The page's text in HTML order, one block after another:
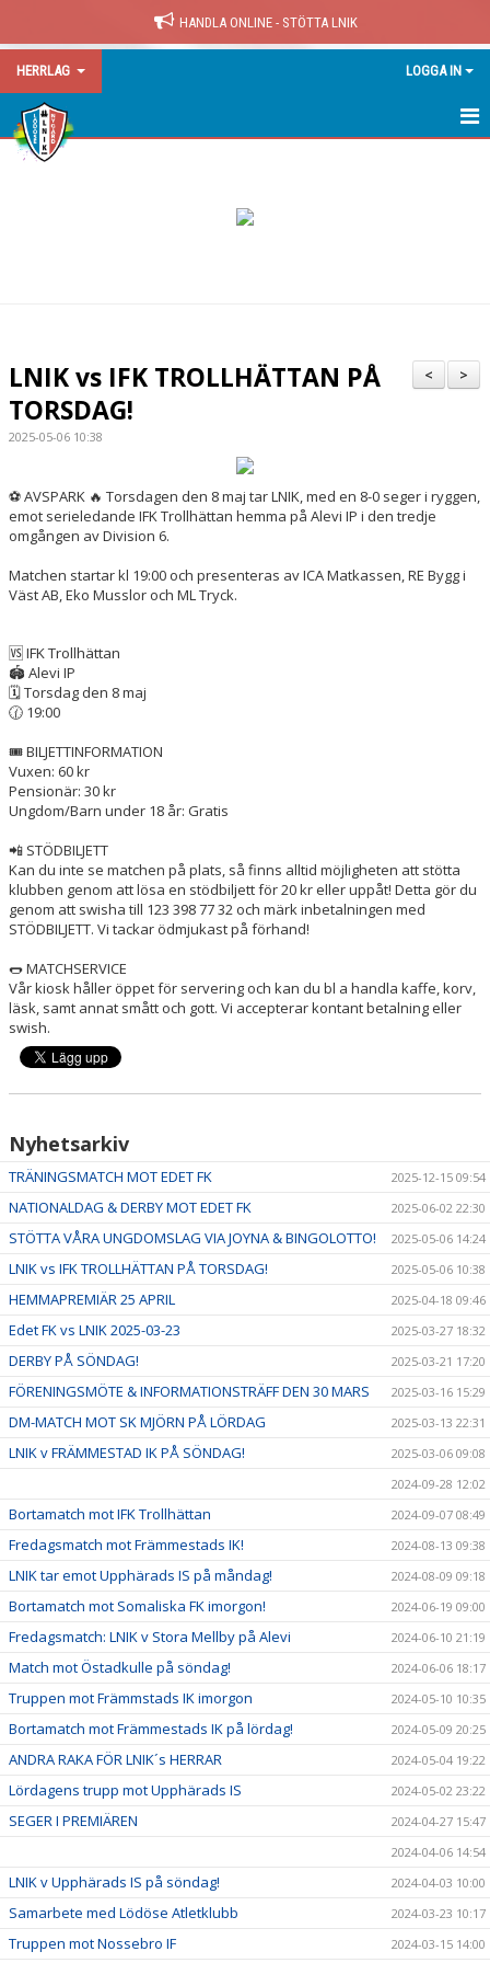
HANDLA ONLINE - STÖTTA LNIK
HERRLAG LOGGA IN
HERRLAG
LAK - FYSTRÄNING
BILDGALLERI
>
<
LNIK vs IFK TROLLHÄTTAN PÅ
TORSDAG!
2025-05-06 10:38
⚽️ AVSPARK 🔥 Torsdagen den 8 maj tar LNIK, med en 8-0 seger i ryggen,
emot serieledande IFK Trollhättan hemma på Alevi IP i den tredje
omgången av Division 6.
Matchen startar kl 19:00 och presenteras av ICA Matkassen, RE Bygg i
Väst AB, Eko Musslor och ML Tryck.
🆚 IFK Trollhättan
🏟 Alevi IP
🗓 Torsdag den 8 maj
🕜 19:00
🎟 BILJETTINFORMATION
Vuxen: 60 kr
Pensionär: 30 kr
Ungdom/Barn under 18 år: Gratis
📲 STÖDBILJETT
Kan du inte se matchen på plats, så finns alltid möjligheten att stötta
klubben genom att lösa en stödbiljett för 20 kr eller uppåt! Detta gör du
genom att swisha till 123 398 77 32 och märk inbetalningen med
STÖDBILJETT. Vi tackar ödmjukast på förhand!
🌭 MATCHSERVICE
Vår kiosk håller öppet för servering och kan du bl a handla kaffe, korv,
läsk, samt annat smått och gott. Vi accepterar kontant betalning eller
swish.
Nyhetsarkiv
TRÄNINGSMATCH MOT EDET FK 2025-12-15 09:54
NATIONALDAG & DERBY MOT EDET FK 2025-06-02 22:30
STÖTTA VÅRA UNGDOMSLAG VIA JOYNA & BINGOLOTTO! 2025-05-06 14:24
LNIK vs IFK TROLLHÄTTAN PÅ TORSDAG! 2025-05-06 10:38
HEMMAPREMIÄR 25 APRIL 2025-04-18 09:46
Edet FK vs LNIK 2025-03-23 2025-03-27 18:32
DERBY PÅ SÖNDAG! 2025-03-21 17:20
FÖRENINGSMÖTE & INFORMATIONSTRÄFF DEN 30 MARS 2025-03-16 15:29
DM-MATCH MOT SK MJÖRN PÅ LÖRDAG 2025-03-13 22:31
LNIK v FRÄMMESTAD IK PÅ SÖNDAG!
2025-03-06 09:08
2024-09-28 12:02
Bortamatch mot IFK Trollhättan 2024-09-07 08:49
Fredagsmatch mot Främmestads IK! 2024-08-13 09:38
LNIK tar emot Upphärads IS på måndag! 2024-08-09 09:18
Bortamatch mot Somaliska FK imorgon! 2024-06-19 09:00
Fredagsmatch: LNIK v Stora Mellby på Alevi 2024-06-10 21:19
Match mot Östadkulle på söndag! 2024-06-06 18:17
Truppen mot Främmstads IK imorgon 2024-05-10 10:35
Bortamatch mot Främmestads IK på lördag! 2024-05-09 20:25
ANDRA RAKA FÖR LNIK´s HERRAR 2024-05-04 19:22
Lördagens trupp mot Upphärads IS 2024-05-02 23:22
SEGER I PREMIÄREN
2024-04-27 15:47
2024-04-06 14:54
LNIK v Upphärads IS på söndag! 2024-04-03 10:00
Samarbete med Lödöse Atletklubb 2024-03-23 10:17
Truppen mot Nossebro IF 2024-03-15 14:00